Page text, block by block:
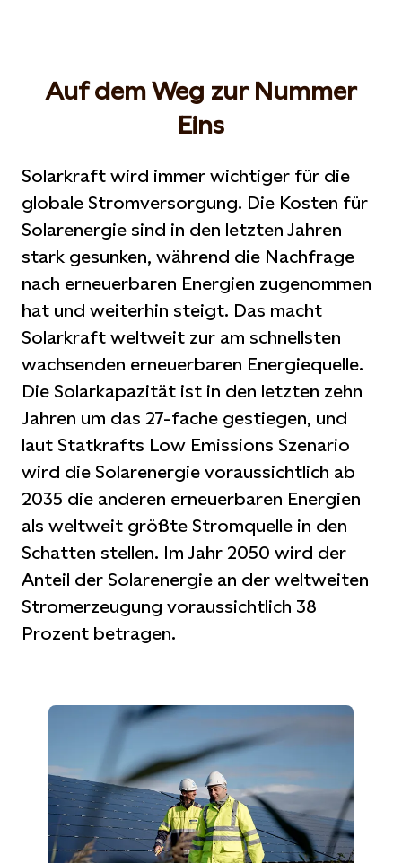
Auf dem Weg zur Nummer
Eins
Solarkraft wird immer wichtiger für die
globale Stromversorgung. Die Kosten für
Solarenergie sind in den letzten Jahren
stark gesunken, während die Nachfrage
nach erneuerbaren Energien zugenommen
hat und weiterhin steigt. Das macht
Solarkraft weltweit zur am schnellsten
wachsenden erneuerbaren Energiequelle.
Die Solarkapazität ist in den letzten zehn
Jahren um das 27-fache gestiegen, und
laut Statkrafts Low Emissions Szenario
wird die Solarenergie voraussichtlich ab
2035 die anderen erneuerbaren Energien
als weltweit größte Stromquelle in den
Schatten stellen. Im Jahr 2050 wird der
Anteil der Solarenergie an der weltweiten
Stromerzeugung voraussichtlich 38
Prozent betragen.
Martin Ole Wold